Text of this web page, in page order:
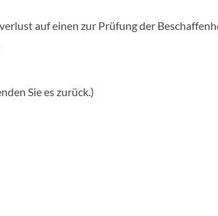
auf einen zur Prüfung der
Sie es zurück.)